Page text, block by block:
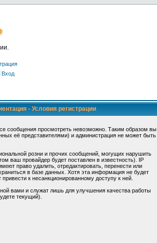
Вход
- Условия регистрации
сообщения просмотреть невозможно. Таким образом вы
её представителями) и администрация не может быть
розни и прочих сообщений, могущих нарушить
ваш провайдер будет поставлен в известность). IP
право удалить, отредактировать, перенести или
в базе данных. Хотя эта информация не будет
к несанкционированному доступу к ней.
вами и служат лишь для улучшения качества работы
текущий).